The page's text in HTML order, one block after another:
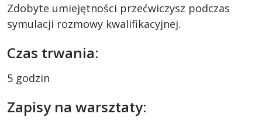
Zdobyte umiejętności przećwiczysz podczas
symulacji rozmowy kwalifikacyjnej.
Czas trwania:
5 godzin
Zapisy na warsztaty: